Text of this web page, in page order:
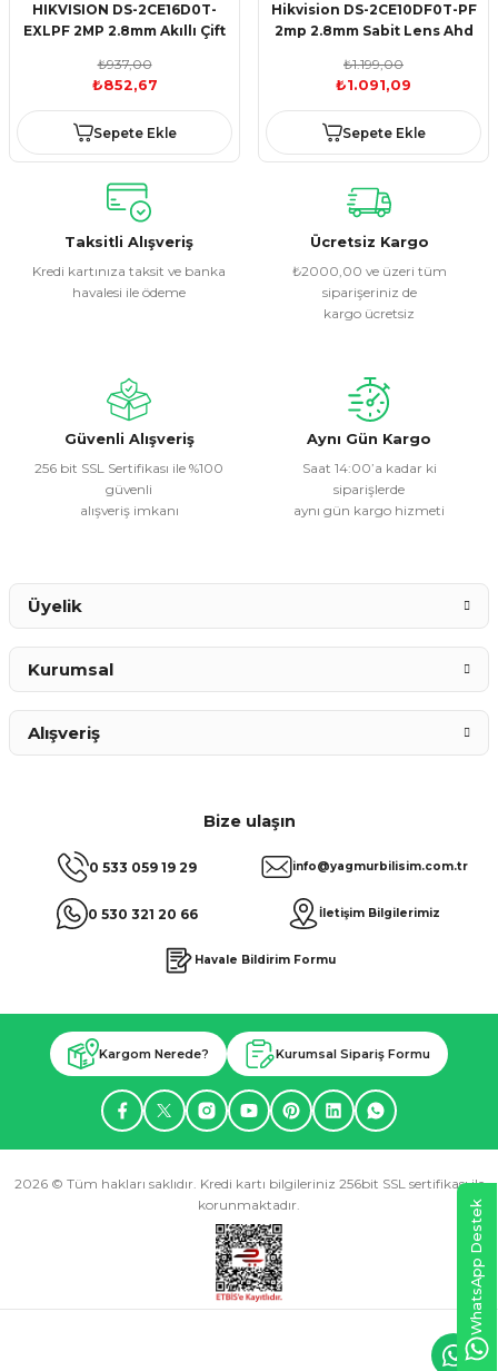
HIKVISION DS-2CE16D0T-
EXLPF 2MP 2.8mm Akıllı Çift
₺937,00
₺852,67
Sepete Ekle
Hikvision DS-2CE10DF0T-PF
2mp 2.8mm Sabit Lens Ahd
Kamera
₺1.199,00
₺1.091,09
Sepete Ekle
Taksitli Alışveriş
Kredi kartınıza taksit ve banka
havalesi ile ödeme
Ücretsiz Kargo
₺2000,00 ve üzeri tüm
siparişeriniz de
kargo ücretsiz
Güvenli Alışveriş
256 bit SSL Sertifikası ile %100
güvenli
alışveriş imkanı
Aynı Gün Kargo
Saat 14:00’a kadar ki
siparişlerde
aynı gün kargo hizmeti
Bize ulaşın
0 533 059 19 29
0 530 321 20 66
info@yagmurbilisim.com.tr
İletişim Bilgilerimiz
Havale Bildirim Formu
Üyelik
Kurumsal
Alışveriş
Kargom Nerede? Kurumsal Sipariş Formu
2026 © Tüm hakları saklıdır. Kredi kartı bilgileriniz 256bit SSL sertifikası ile
korunmaktadır.
WhatsApp Destek